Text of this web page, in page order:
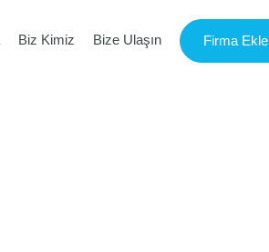
Biz Kimiz Bize Ulaşın Firma Ekle